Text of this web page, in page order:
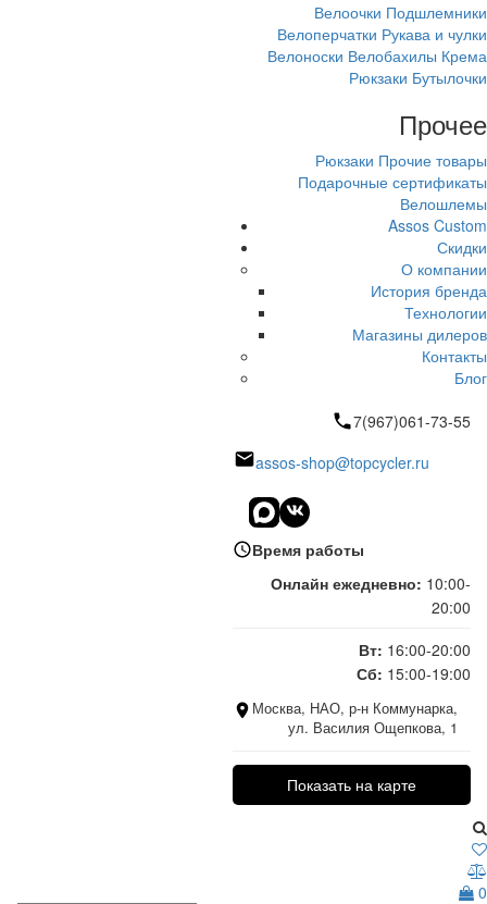
Велоочки Подшлемники
Велоперчатки Рукава и чулки
Велоноски Велобахилы Крема
Рюкзаки Бутылочки
Прочее
Рюкзаки Прочие товары
Подарочные сертификаты
Велошлемы
Assos Custom
Скидки
О компании
История бренда
Технологии
Магазины дилеров
Контакты
Блог
7(967)061-73-55
assos-shop@topcycler.ru
Время работы
Онлайн ежедневно: 10:00-
20:00
Вт: 16:00-20:00
Сб: 15:00-19:00
Москва, НАО, р-н Коммунарка,
ул. Василия Ощепкова, 1
Показать на карте
0